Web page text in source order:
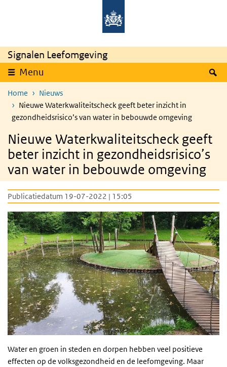
Overslaan en naar de inhoud gaan
Signalen Leefomgeving
Menu
Home
Nieuws
Nieuwe Waterkwaliteitscheck geeft beter inzicht in
gezondheidsrisico’s van water in bebouwde omgeving
Nieuwe Waterkwaliteitscheck geeft
beter inzicht in gezondheidsrisico’s
van water in bebouwde omgeving
Publicatiedatum 19-07-2022 | 15:05
Water en groen in steden en dorpen hebben veel positieve
effecten op de volksgezondheid en de leefomgeving. Maar